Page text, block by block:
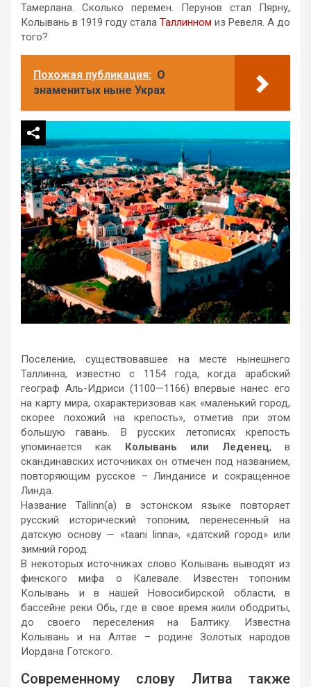
Тамерлана. Сколько перемен. Перунов стал Пярну,
Колывань в 1919 году стала Таллинном из Ревеля. А до
того?
Похожая публикация: О
знаменитых ныне Украх
Поселение, существовавшее на месте нынешнего
Таллинна, известно с 1154 года, когда арабский
географ Аль-Идриси (1100—1166) впервые нанес его
на карту мира, охарактеризовав как «маленький город,
скорее похожий на крепость», отметив при этом
большую гавань. В русских летописях крепость
упоминается как Колывань или Леденец, в
скандинавских источниках он отмечен под названием,
повторяющим русское – Линданисе и сокращенное
Линда.
Название Tallinn(a) в эстонском языке повторяет
русский исторический топоним, перенесенный на
датскую основу — «taani linna», «датский город» или
зимний город.
В некоторых источниках слово Колывань выводят из
финского мифа о Калевале. Известен топоним
Колывань и в нашей Новосибирской области, в
бассейне реки Обь, где в свое время жили ободриты,
до своего переселения на Балтику. Известна
Колывань и на Алтае – родине Золотых народов
Иордана Готского.
Современному слову Литва также